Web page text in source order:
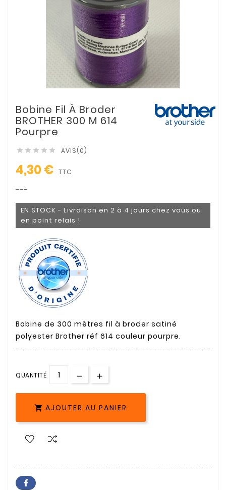
Bobine Fil À Broder
BROTHER 300 M 614
Pourpre
     AVIS(0)
4,30 € TTC
---
EN STOCK - Livraison en 2 à 4 jours chez vous ou
en point relais !
Bobine de 300 mètres fil à broder satiné
polyester Brother réf 614 couleur pourpre.
QUANTITÉ
 AJOUTER AU PANIER